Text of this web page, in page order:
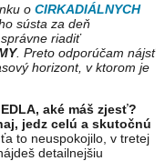
o CIRKADIÁLNYCH
sústa za deň
riadiť
. Preto odporúčam nájsť
horizont, v ktorom je
aké máš zjesť?
jedz celú a skutočnú
ťa to neuspokojilo, v tretej
detailnejšiu